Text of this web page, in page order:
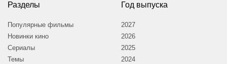
Разделы
Популярные фильмы
Новинки кино
Сериалы
Темы
Год выпуска
2027
2026
2025
2024